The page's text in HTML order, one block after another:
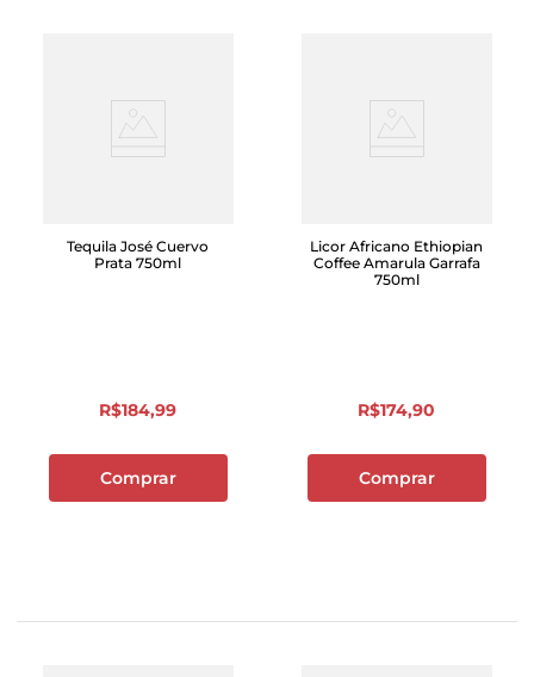
Tequila José Cuervo
Prata 750ml
R$184,99
Comprar
Licor Africano Ethiopian
Coffee Amarula Garrafa
750ml
R$174,90
Comprar